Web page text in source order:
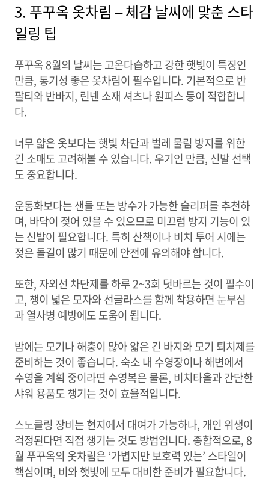
3. 푸꾸옥 옷차림 – 체감 날씨에 맞춘 스타
일링 팁
푸꾸옥 8월의 날씨는 고온다습하고 강한 햇빛이 특징인
만큼, 통기성 좋은 옷차림이 필수입니다. 기본적으로 반
팔티와 반바지, 린넨 소재 셔츠나 원피스 등이 적합합니
다.
너무 얇은 옷보다는 햇빛 차단과 벌레 물림 방지를 위한
긴 소매도 고려해볼 수 있습니다. 우기인 만큼, 신발 선택
도 중요합니다.
운동화보다는 샌들 또는 방수가 가능한 슬리퍼를 추천하
며, 바닥이 젖어 있을 수 있으므로 미끄럼 방지 기능이 있
는 신발이 필요합니다. 특히 산책이나 비치 투어 시에는
젖은 돌길이 많기 때문에 안전에 유의해야 합니다.
또한, 자외선 차단제를 하루 2~3회 덧바르는 것이 필수이
고, 챙이 넓은 모자와 선글라스를 함께 착용하면 눈부심
과 열사병 예방에도 도움이 됩니다.
밤에는 모기나 해충이 많아 얇은 긴 바지와 모기 퇴치제를
준비하는 것이 좋습니다. 숙소 내 수영장이나 해변에서
수영을 계획 중이라면 수영복은 물론, 비치타올과 간단한
샤워 용품도 챙기는 것이 효율적입니다.
스노클링 장비는 현지에서 대여가 가능하나, 개인 위생이
걱정된다면 직접 챙기는 것도 방법입니다. 종합적으로, 8
월 푸꾸옥의 옷차림은 ‘가볍지만 보호력 있는’ 스타일이
핵심이며, 비와 햇빛에 모두 대비한 준비가 필요합니다.